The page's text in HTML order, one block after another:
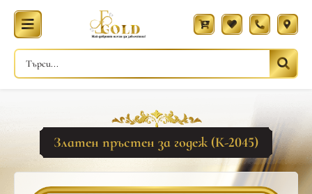
Златен пръстен за годеж (К-2045)